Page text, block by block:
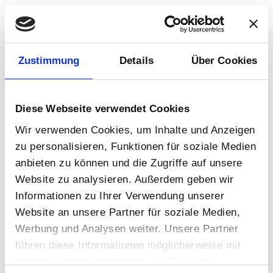
Zustimmung Details Über Cookies
Diese Webseite verwendet Cookies
Wir verwenden Cookies, um Inhalte und Anzeigen
zu personalisieren, Funktionen für soziale Medien
anbieten zu können und die Zugriffe auf unsere
Website zu analysieren. Außerdem geben wir
Informationen zu Ihrer Verwendung unserer
Website an unsere Partner für soziale Medien,
Werbung und Analysen weiter. Unsere Partner
führen diese Informationen möglicherweise mit
weiteren Daten zusammen, die Sie ihnen
Zum Hauptinhalt springen
Failed to get appication.